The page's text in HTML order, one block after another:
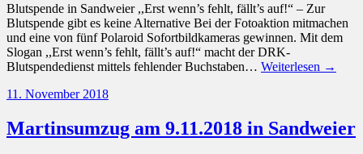
Blutspende in Sandweier ,,Erst wenn’s fehlt, fällt’s auf!“ – Zur
Blutspende gibt es keine Alternative Bei der Fotoaktion mitmachen
und eine von fünf Polaroid Sofortbildkameras gewinnen. Mit dem
Slogan ,,Erst wenn’s fehlt, fällt’s auf!“ macht der DRK-
Blutspendedienst mittels fehlender Buchstaben… Weiterlesen →
11. November 2018
Martinsumzug am 9.11.2018 in Sandweier